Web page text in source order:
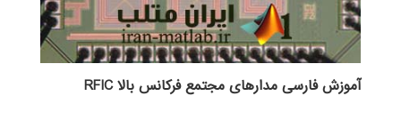
آموزش فارسی مدارهای مجتمع فرکانس بالا RFIC